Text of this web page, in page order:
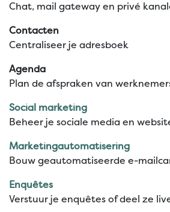
Chat, mail gateway en privé
Contacten
Centraliseer je adresboek
Agenda
Plan de afspraken van
Social marketing
Beheer je sociale media en
Marketingautomatisering
Bouw geautomatiseerde e-
Enquêtes
Verstuur je enquêtes of deel ze